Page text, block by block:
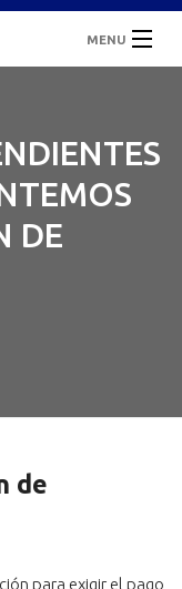
MENU
DE
de
para exigir el pago